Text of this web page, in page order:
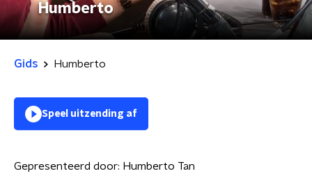
Humberto
Gids Humberto
Speel uitzending af
Gepresenteerd door: Humberto Tan